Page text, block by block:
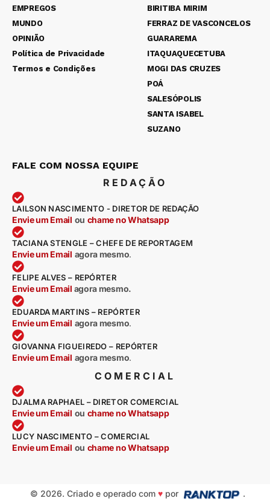
EMPREGOS
MUNDO
OPINIÃO
Política de Privacidade
Termos e Condições
BIRITIBA MIRIM
FERRAZ DE VASCONCELOS
GUARAREMA
ITAQUAQUECETUBA
MOGI DAS CRUZES
POÁ
SALESÓPOLIS
SANTA ISABEL
SUZANO
FALE COM NOSSA EQUIPE
REDAÇÃO
LAILSON NASCIMENTO - DIRETOR DE REDAÇÃO
Envie um Email ou chame no Whatsapp
TACIANA STENGLE – CHEFE DE REPORTAGEM
Envie um Email agora mesmo.
FELIPE ALVES – REPÓRTER
Envie um Email agora mesmo.
EDUARDA MARTINS – REPÓRTER
Envie um Email agora mesmo.
GIOVANNA FIGUEIREDO – REPÓRTER
Envie um Email agora mesmo.
COMERCIAL
DJALMA RAPHAEL – DIRETOR COMERCIAL
Envie um Email ou chame no Whatsapp
LUCY NASCIMENTO – COMERCIAL
Envie um Email ou chame no Whatsapp
© 2026. Criado e operado com ♥por .